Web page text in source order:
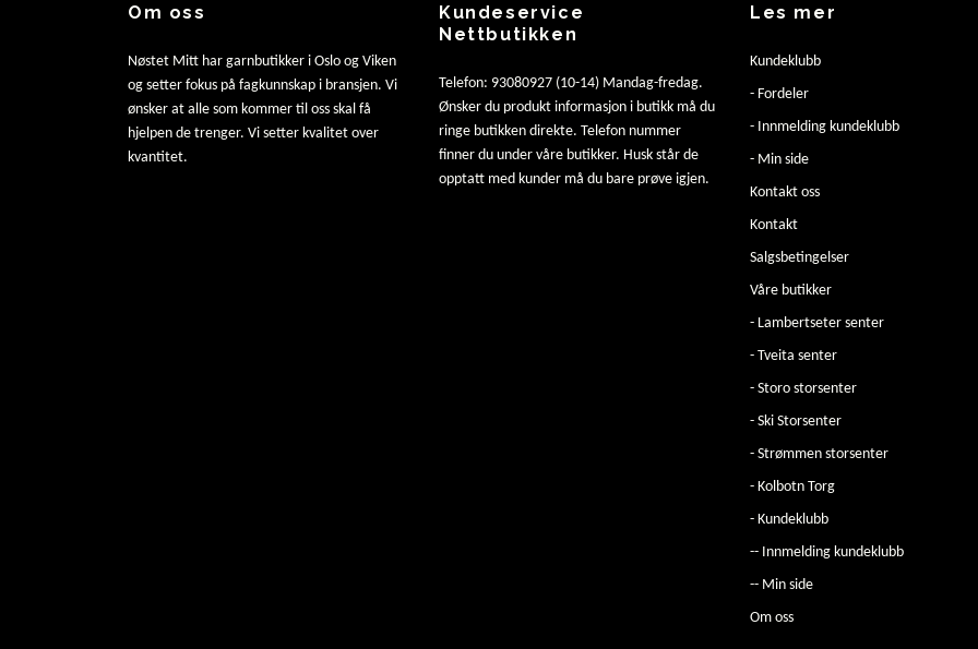
Om oss
Nøstet Mitt har garnbutikker i Oslo og Viken
og setter fokus på fagkunnskap i bransjen. Vi
ønsker at alle som kommer til oss skal få
hjelpen de trenger. Vi setter kvalitet over
kvantitet.
Kundeservice
Nettbutikken
Telefon: 93080927 (10-14) Mandag-fredag.
Ønsker du produkt informasjon i butikk må du
ringe butikken direkte. Telefon nummer
finner du under våre butikker. Husk står de
opptatt med kunder må du bare prøve igjen.
Les mer
Kundeklubb
- Fordeler
- Innmelding kundeklubb
- Min side
Kontakt oss
Kontakt
Salgsbetingelser
Våre butikker
- Lambertseter senter
- Tveita senter
- Storo storsenter
- Ski Storsenter
- Strømmen storsenter
- Kolbotn Torg
- Kundeklubb
-- Innmelding kundeklubb
-- Min side
Om oss